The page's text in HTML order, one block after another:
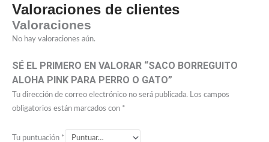
Valoraciones de clientes
Valoraciones
No hay valoraciones aún.
SÉ EL PRIMERO EN VALORAR “SACO BORREGUITO
ALOHA PINK PARA PERRO O GATO”
Tu dirección de correo electrónico no será publicada.
Los campos
obligatorios están marcados con *
Tu puntuación *